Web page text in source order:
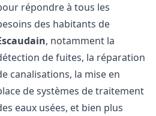
répondre à tous les
des habitants de
, notamment la
de fuites, la réparation
canalisations, la mise en
de systèmes de traitement
eaux usées, et bien plus